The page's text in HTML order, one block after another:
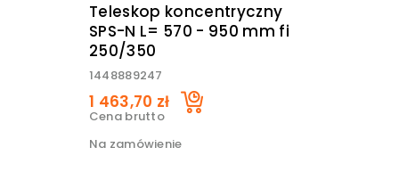
Teleskop koncentryczny
SPS-N L= 570 - 950 mm fi
250/350
1448889247
1 463,70 zł
Cena brutto
Na zamówienie